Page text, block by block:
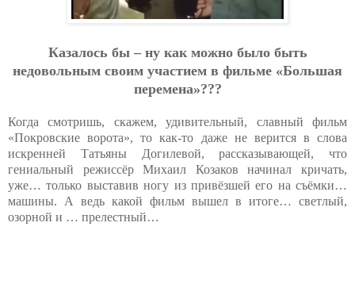
Казалось бы – ну как можно было быть
недовольным своим участием в фильме «Большая
перемена»???
Когда смотришь, скажем, удивительный, славный фильм
«Покровские ворота», то как-то даже не верится в слова
искренней Татьяны Догилевой, рассказывающей, что
гениальный режиссёр Михаил Козаков начинал кричать,
уже… только выставив ногу из привёзшей его на съёмки…
машины. А ведь какой фильм вышел в итоге… светлый,
озорной и … прелестный…